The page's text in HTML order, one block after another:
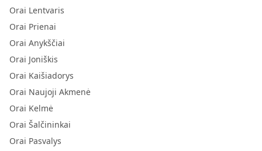
Orai Lentvaris
Orai Prienai
Orai Anykščiai
Orai Joniškis
Orai Kaišiadorys
Orai Naujoji Akmenė
Orai Kelmė
Orai Šalčininkai
Orai Pasvalys